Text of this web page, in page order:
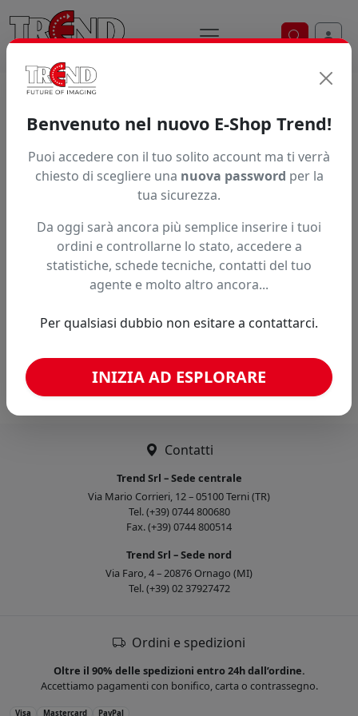
Ricerca
Articolo non trovato.
Hai trovato questo prodotto ad un prezzo più basso?
Fai una segnalazione
Confronta con articoli simili
Caricamento confronto...
Contatti
Trend Srl – Sede centrale
Via Mario Corrieri, 12 – 05100 Terni (TR)
Tel. (+39) 0744 800680
Fax. (+39) 0744 800514
Trend Srl – Sede nord
Via Faro, 4 – 20876 Ornago (MI)
Tel. (+39) 02 37927472
Ordini e spedizioni
Oltre il 90% delle spedizioni entro 24h dall’ordine.
Accettiamo pagamenti con bonifico, carta o contrassegno.
Visa Mastercard PayPal
Benvenuto nel nuovo E-Shop Trend!
Puoi accedere con il tuo solito account ma ti verrà
chiesto di scegliere una nuova password per la
tua sicurezza.
Da oggi sarà ancora più semplice inserire i tuoi
ordini e controllarne lo stato, accedere a
statistiche, schede tecniche, contatti del tuo
agente e molto altro ancora...
Per qualsiasi dubbio non esitare a contattarci.
INIZIA AD ESPLORARE